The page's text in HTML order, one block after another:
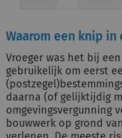
Waarom een knip in
Vroeger was het bij
gebruikelijk om eerst
daarna (of gelijktijdig
omgevingsvergunning
bouwwerk op grond